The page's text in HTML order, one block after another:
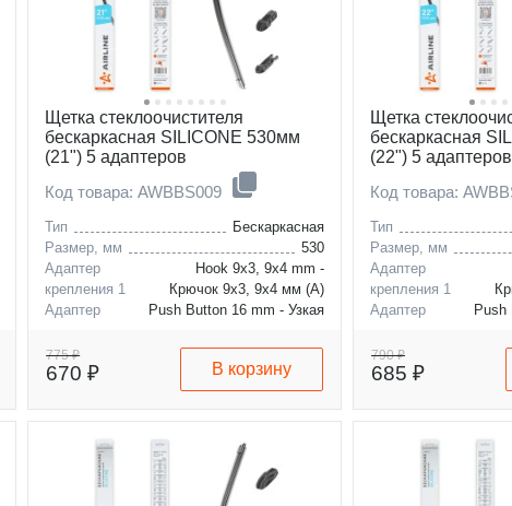
Щетка стеклоочистителя
бескаркасная SILICONE 530мм
(21") 5 адаптеров
Код товара: AWBBS009
Тип
Бескаркасная
Размер, мм
530
Адаптер
крепления 1
Hook 9x3, 9x4 mm -
Крючок 9x3, 9x4 мм (A)
Адаптер
Push Button 16 mm - Узкая
775 ₽
670 ₽ В корзину
Щетка
бескаркасная
(22") 5 адаптеров
Код товара:
Тип
Размер, мм
Адаптер
крепления 1
Адаптер
Push
790 ₽
685 ₽